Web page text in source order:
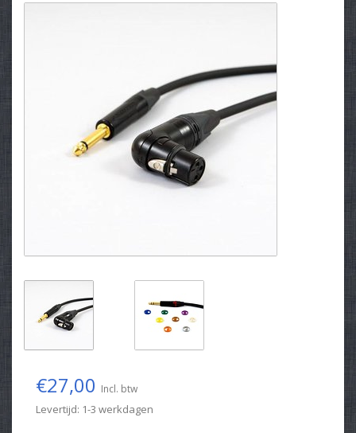
€27,00 Incl. btw
Levertijd: 1-3 werkdagen